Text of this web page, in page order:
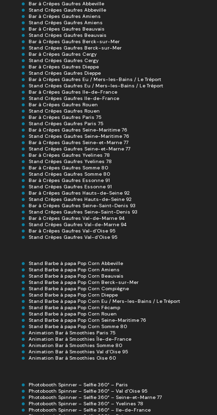
Bar à Crêpes Gaufres Abbeville
Stand Crêpes Gaufres Abbeville
Bar à Crêpes Gaufres Amiens
Stand Crêpes Gaufres Amiens
Bar à Crêpes Gaufres Beauvais
Stand Crêpes Gaufres Beauvais
Bar à Crêpes Gaufres Berck-sur-Mer
Stand Crêpes Gaufres Berck-sur-Mer
Bar à Crêpes Gaufres Cergy
Stand Crêpes Gaufres Cergy
Bar à Crêpes Gaufres Dieppe
Stand Crêpes Gaufres Dieppe
Bar à Crêpes Gaufres Eu / Mers-les-Bains / Le Tréport
Stand Crêpes Gaufres Eu / Mers-les-Bains / Le Tréport
Bar à Crêpes Gaufres Ile-de-France
Stand Crêpes Gaufres Ile-de-France
Bar à Crêpes Gaufres Rouen
Stand Crêpes Gaufres Rouen
Bar à Crêpes Gaufres Paris 75
Stand Crêpes Gaufres Paris 75
Bar à Crêpes Gaufres Seine-Maritime 76
Stand Crêpes Gaufres Seine-Maritime 76
Bar à Crêpes Gaufres Seine-et-Marne 77
Stand Crêpes Gaufres Seine-et-Marne 77
Bar à Crêpes Gaufres Yvelines 78
Stand Crêpes Gaufres Yvelines 78
Bar à Crêpes Gaufres Somme 80
Stand Crêpes Gaufres Somme 80
Bar à Crêpes Gaufres Essonne 91
Stand Crêpes Gaufres Essonne 91
Bar à Crêpes Gaufres Hauts-de-Seine 92
Stand Crêpes Gaufres Hauts-de-Seine 92
Bar à Crêpes Gaufres Seine-Saint-Denis 93
Stand Crêpes Gaufres Seine-Saint-Denis 93
Bar à Crêpes Gaufres Val-de-Marne 94
Stand Crêpes Gaufres Val-de-Marne 94
Bar à Crêpes Gaufres Val-d’Oise 95
Stand Crêpes Gaufres Val-d’Oise 95
Stand Barbe à papa Pop Corn Abbeville
Stand Barbe à papa Pop Corn Amiens
Stand Barbe à papa Pop Corn Beauvais
Stand Barbe à papa Pop Corn Berck-sur-Mer
Stand Barbe à papa Pop Corn Compiègne
Stand Barbe à papa Pop Corn Dieppe
Stand Barbe à papa Pop Corn Eu / Mers-les-Bains / Le Tréport
Stand Barbe à papa Pop Corn Fécamp
Stand Barbe à papa Pop Corn Rouen
Stand Barbe à papa Pop Corn Seine-Maritime 76
Stand Barbe à papa Pop Corn Somme 80
Animation Bar à Smoothies Paris 75
Animation Bar à Smoothies Île-de-France
Animation Bar à Smoothies Somme 80
Animation Bar à Smoothies Val d’Oise 95
Animation Bar à Smoothies Oise 60
Photobooth Spinner – Selfie 360° – Paris
Photobooth Spinner – Selfie 360° – Val d’Oise 95
Photobooth Spinner – Selfie 360° – Seine-et-Marne 77
Photobooth Spinner – Selfie 360° – Yvelines 78
Photobooth Spinner – Selfie 360° – Ile-de-France